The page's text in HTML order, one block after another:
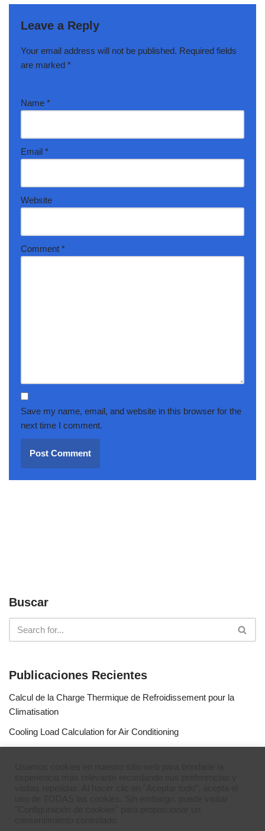
Leave a Reply
Your email address will not be published. Required fields
are marked *
Name *
Email *
Website
Comment *
Save my name, email, and website in this browser for the
next time I comment.
Buscar
Publicaciones Recientes
Calcul de la Charge Thermique de Refroidissement pour la
Climatisation
Cooling Load Calculation for Air Conditioning